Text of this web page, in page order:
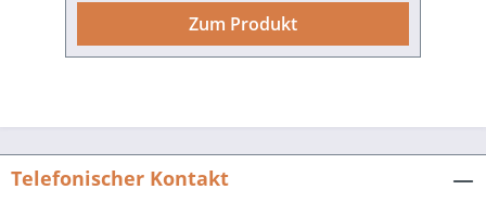
anhand von Fallbeispielen aus dem
südlichen Oberrheins, wobei sich immer
Verkehrsanbindung des ländlichen
Zum Produkt
Telefonischer Kontakt